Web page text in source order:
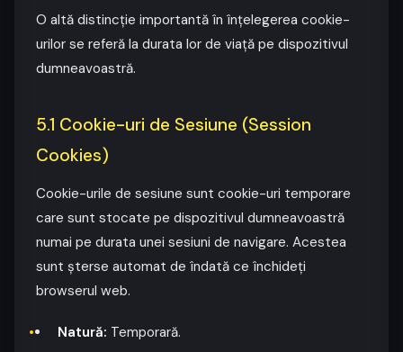
O altă distincție importantă în înțelegerea cookie-
urilor se referă la durata lor de viață pe dispozitivul
dumneavoastră.
5.1 Cookie-uri de Sesiune (Session
Cookies)
Cookie-urile de sesiune sunt cookie-uri temporare
care sunt stocate pe dispozitivul dumneavoastră
numai pe durata unei sesiuni de navigare. Acestea
sunt șterse automat de îndată ce închideți
browserul web.
Natură: Temporară.